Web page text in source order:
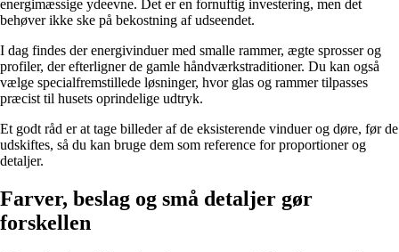
energimæssige ydeevne. Det er en fornuftig investering, men det
behøver ikke ske på bekostning af udseendet.
I dag findes der energivinduer med smalle rammer, ægte sprosser og
profiler, der efterligner de gamle håndværkstraditioner. Du kan også
vælge specialfremstillede løsninger, hvor glas og rammer tilpasses
præcist til husets oprindelige udtryk.
Et godt råd er at tage billeder af de eksisterende vinduer og døre, før de
udskiftes, så du kan bruge dem som reference for proportioner og
detaljer.
Farver, beslag og små detaljer gør
forskellen